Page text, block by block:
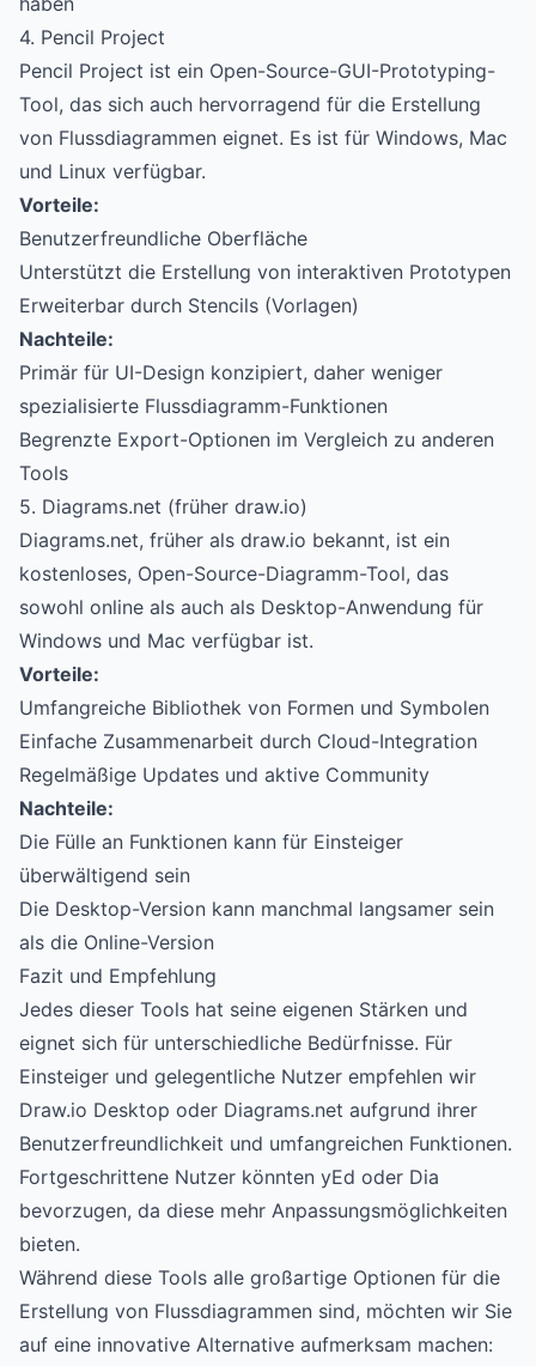
4. Pencil Project
Pencil Project ist ein Open-Source-GUI-Prototyping-
Tool, das sich auch hervorragend für die Erstellung
von Flussdiagrammen eignet. Es ist für Windows, Mac
und Linux verfügbar.
Vorteile:
Benutzerfreundliche Oberfläche
Unterstützt die Erstellung von interaktiven Prototypen
Erweiterbar durch Stencils (Vorlagen)
Nachteile:
Primär für UI-Design konzipiert, daher weniger
spezialisierte Flussdiagramm-Funktionen
Begrenzte Export-Optionen im Vergleich zu anderen
Tools
5. Diagrams.net (früher draw.io)
Diagrams.net, früher als draw.io bekannt, ist ein
kostenloses, Open-Source-Diagramm-Tool, das
sowohl online als auch als Desktop-Anwendung für
Windows und Mac verfügbar ist.
Vorteile:
Umfangreiche Bibliothek von Formen und Symbolen
Einfache Zusammenarbeit durch Cloud-Integration
Regelmäßige Updates und aktive Community
Nachteile:
Die Fülle an Funktionen kann für Einsteiger
überwältigend sein
Die Desktop-Version kann manchmal langsamer sein
als die Online-Version
Fazit und Empfehlung
Jedes dieser Tools hat seine eigenen Stärken und
eignet sich für unterschiedliche Bedürfnisse. Für
Einsteiger und gelegentliche Nutzer empfehlen wir
Draw.io Desktop oder Diagrams.net aufgrund ihrer
Benutzerfreundlichkeit und umfangreichen Funktionen.
Fortgeschrittene Nutzer könnten yEd oder Dia
bevorzugen, da diese mehr Anpassungsmöglichkeiten
bieten.
Während diese Tools alle großartige Optionen für die
Erstellung von Flussdiagrammen sind, möchten wir Sie
auf eine innovative Alternative aufmerksam machen: